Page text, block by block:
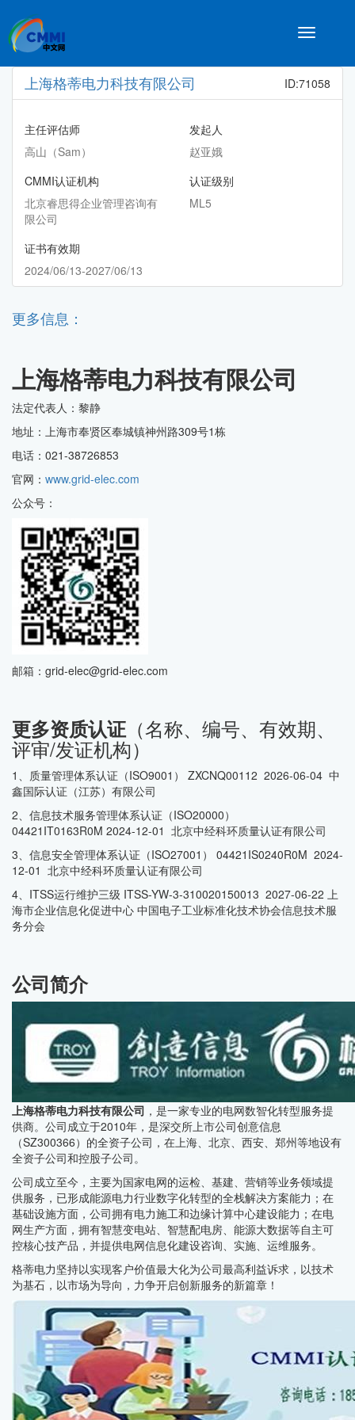
Toggle
上海格蒂电力科技有限公司 ID:71058
主任评估师
高山（Sam）
发起人
赵亚娥
CMMI认证机构
北京睿思得企业管理咨询有
限公司
认证级别
ML5
证书有效期
2024/06/13-2027/06/13
更多信息：
上海格蒂电力科技有限公司
法定代表人：黎静
地址：上海市奉贤区奉城镇神州路309号1栋
电话：021-38726853
官网： www.grid-elec.com
公众号：
邮箱：grid-elec@grid-elec.com
更多资质认证（名称、编号、有效期、
评审/发证机构）
1、质量管理体系认证（ISO9001） ZXCNQ00112 2026-06-04 中
鑫国际认证（江苏）有限公司
2、信息技术服务管理体系认证（ISO20000）
04421IT0163R0M 2024-12-01 北京中经科环质量认证有限公司
3、信息安全管理体系认证（ISO27001） 04421IS0240R0M 2024-
12-01 北京中经科环质量认证有限公司
4、ITSS运行维护三级 ITSS-YW-3-310020150013 2027-06-22 上
海市企业信息化促进中心 中国电子工业标准化技术协会信息技术服
务分会
公司简介
上海格蒂电力科技有限公司 ，是一家专业的电网数智化转型服务提
供商。公司成立于2010年，是深交所上市公司创意信息
（SZ300366）的全资子公司，在上海、北京、西安、郑州等地设有
全资子公司和控股子公司。
公司成立至今，主要为国家电网的运检、基建、营销等业务领域提
供服务，已形成能源电力行业数字化转型的全栈解决方案能力；在
基础设施方面，公司拥有电力施工和边缘计算中心建设能力；在电
网生产方面，拥有智慧变电站、智慧配电房、能源大数据等自主可
控核心技产品，并提供电网信息化建设咨询、实施、运维服务。
格蒂电力坚持以实现客户价值最大化为公司最高利益诉求，以技术
为基石，以市场为导向，力争开启创新服务的新篇章！